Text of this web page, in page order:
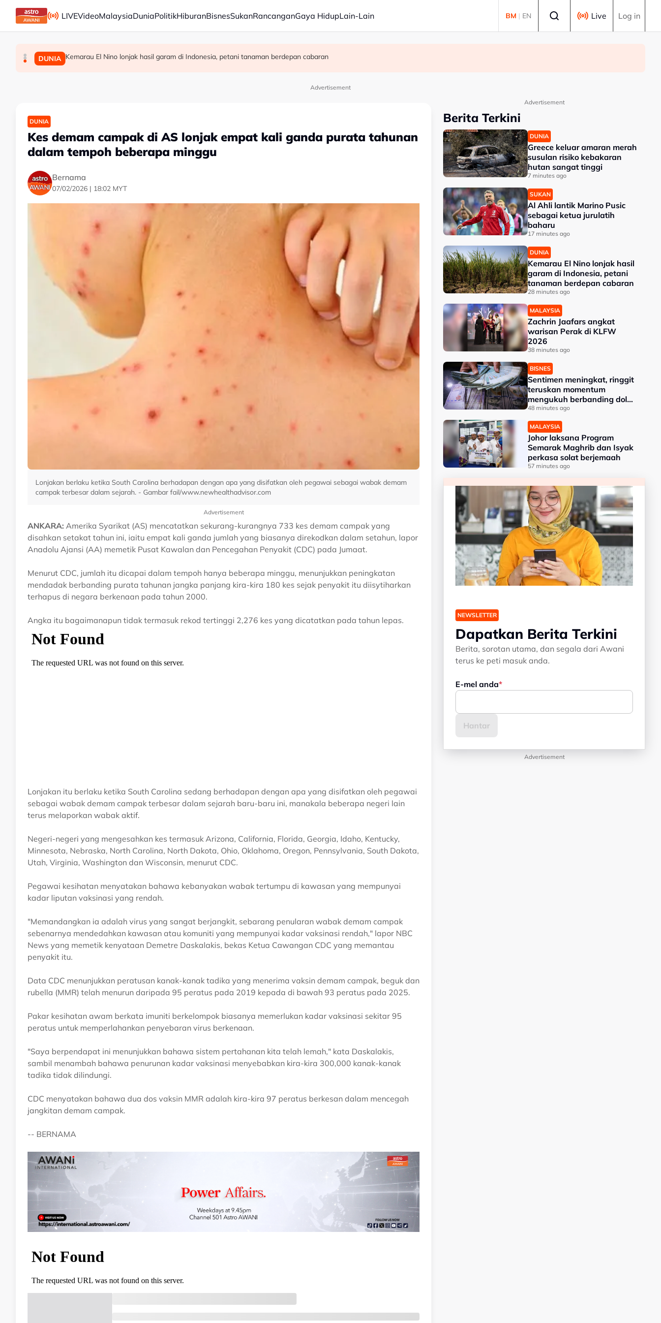
Skip to main content
LIVEVideoMalaysiaDuniaPolitikHiburanBisnesSukanRancanganGaya HidupLain-Lain BM | EN Live Log in
DUNIA Greece keluar amaran merah susulan risiko kebakaran hutan sangat tinggi
SUKAN Al Ahli lantik Marino Pusic sebagai ketua jurulatih baharu
DUNIA Kemarau El Nino lonjak hasil garam di Indonesia, petani tanaman berdepan cabaran
Advertisement
DUNIA
Kes demam campak di AS lonjak empat kali ganda purata tahunan
dalam tempoh beberapa minggu
Bernama
07/02/2026 | 18:02 MYT
Lonjakan berlaku ketika South Carolina berhadapan dengan apa yang disifatkan oleh pegawai sebagai wabak demam
campak terbesar dalam sejarah. - Gambar fail/www.newhealthadvisor.com
Advertisement
ANKARA: Amerika Syarikat (AS) mencatatkan sekurang-kurangnya 733 kes demam campak yang
disahkan setakat tahun ini, iaitu empat kali ganda jumlah yang biasanya direkodkan dalam setahun, lapor
Anadolu Ajansi (AA) memetik Pusat Kawalan dan Pencegahan Penyakit (CDC) pada Jumaat.
Menurut CDC, jumlah itu dicapai dalam tempoh hanya beberapa minggu, menunjukkan peningkatan
mendadak berbanding purata tahunan jangka panjang kira-kira 180 kes sejak penyakit itu diisytiharkan
terhapus di negara berkenaan pada tahun 2000.
Angka itu bagaimanapun tidak termasuk rekod tertinggi 2,276 kes yang dicatatkan pada tahun lepas.
Lonjakan itu berlaku ketika South Carolina sedang berhadapan dengan apa yang disifatkan oleh pegawai
sebagai wabak demam campak terbesar dalam sejarah baru-baru ini, manakala beberapa negeri lain
terus melaporkan wabak aktif.
Negeri-negeri yang mengesahkan kes termasuk Arizona, California, Florida, Georgia, Idaho, Kentucky,
Minnesota, Nebraska, North Carolina, North Dakota, Ohio, Oklahoma, Oregon, Pennsylvania, South Dakota,
Utah, Virginia, Washington dan Wisconsin, menurut CDC.
Pegawai kesihatan menyatakan bahawa kebanyakan wabak tertumpu di kawasan yang mempunyai
kadar liputan vaksinasi yang rendah.
"Memandangkan ia adalah virus yang sangat berjangkit, sebarang penularan wabak demam campak
sebenarnya mendedahkan kawasan atau komuniti yang mempunyai kadar vaksinasi rendah," lapor NBC
News yang memetik kenyataan Demetre Daskalakis, bekas Ketua Cawangan CDC yang memantau
penyakit itu.
Data CDC menunjukkan peratusan kanak-kanak tadika yang menerima vaksin demam campak, beguk dan
rubella (MMR) telah menurun daripada 95 peratus pada 2019 kepada di bawah 93 peratus pada 2025.
Pakar kesihatan awam berkata imuniti berkelompok biasanya memerlukan kadar vaksinasi sekitar 95
peratus untuk memperlahankan penyebaran virus berkenaan.
"Saya berpendapat ini menunjukkan bahawa sistem pertahanan kita telah lemah," kata Daskalakis,
sambil menambah bahawa penurunan kadar vaksinasi menyebabkan kira-kira 300,000 kanak-kanak
tadika tidak dilindungi.
CDC menyatakan bahawa dua dos vaksin MMR adalah kira-kira 97 peratus berkesan dalam mencegah
jangkitan demam campak.
-- BERNAMA
Advertisement
Berita Terkini
DUNIA
Greece keluar amaran merah
susulan risiko kebakaran
hutan sangat tinggi
7 minutes ago
SUKAN
Al Ahli lantik Marino Pusic
sebagai ketua jurulatih
baharu
17 minutes ago
DUNIA
Kemarau El Nino lonjak hasil
garam di Indonesia, petani
tanaman berdepan cabaran
28 minutes ago
MALAYSIA
Zachrin Jaafars angkat
warisan Perak di KLFW
2026
38 minutes ago
BISNES
Sentimen meningkat, ringgit
teruskan momentum
mengukuh berbanding dolar
AS
48 minutes ago
MALAYSIA
Johor laksana Program
Semarak Maghrib dan Isyak
perkasa solat berjemaah
57 minutes ago
NEWSLETTER
Dapatkan Berita Terkini
Berita, sorotan utama, dan segala dari Awani
terus ke peti masuk anda.
E-mel anda
Advertisement